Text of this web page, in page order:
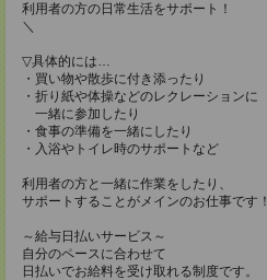
利用者の方の日常生活をサポート！
＼
▽具体的には…
・買い物や散歩に付き添ったり
・折り紙や体操などのレクレーションに
一緒に参加したり
・食事の準備を一緒にしたり
・入浴やトイレ時のサポートなど
利用者の方と一緒に作業をしたり、
サポートすることがメインのお仕事です！
～給与日払いサービス～
自分のペースに合わせて
日払いでお給料を受け取れる制度です。